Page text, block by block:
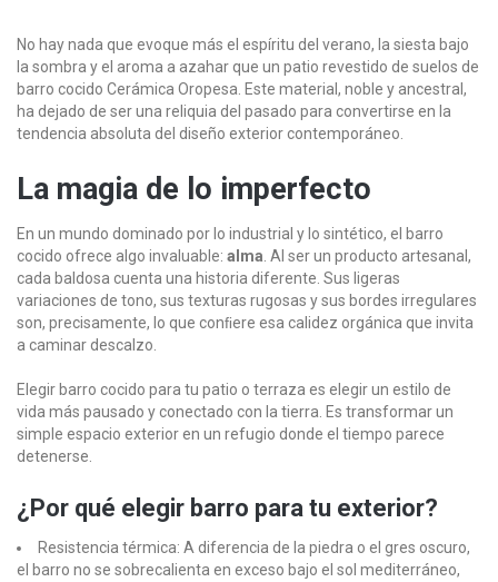
No hay nada que evoque más el espíritu del verano, la siesta bajo
la sombra y el aroma a azahar que un patio revestido de suelos de
barro cocido Cerámica Oropesa. Este material, noble y ancestral,
ha dejado de ser una reliquia del pasado para convertirse en la
tendencia absoluta del diseño exterior contemporáneo.
La magia de lo imperfecto
En un mundo dominado por lo industrial y lo sintético, el barro
cocido ofrece algo invaluable: alma. Al ser un producto artesanal,
cada baldosa cuenta una historia diferente. Sus ligeras
variaciones de tono, sus texturas rugosas y sus bordes irregulares
son, precisamente, lo que conﬁere esa calidez orgánica que invita
a caminar descalzo.
Elegir barro cocido para tu patio o terraza es elegir un estilo de
vida más pausado y conectado con la tierra. Es transformar un
simple espacio exterior en un refugio donde el tiempo parece
detenerse.
¿Por qué elegir barro para tu exterior?
Resistencia térmica: A diferencia de la piedra o el gres oscuro,
el barro no se sobrecalienta en exceso bajo el sol mediterráneo,